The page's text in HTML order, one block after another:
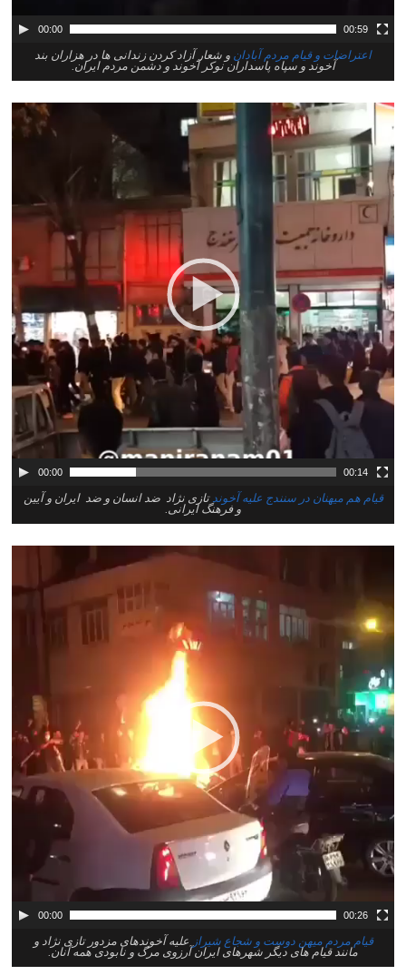
00:00 00:59
اعتراضات و قیام مردم آبادان و شعار آزاد کردن زندانی ها در هزاران بند
آخوند و سپاه پاسداران نوکر آخوند و دشمن مردم ایران.
00:00 00:14
قیام هم میهنان در سنندج علیه آخوند تازی نژاد ضد انسان و ضد ایران و آیین
و فرهنگ ایرانی.
00:00 00:26
قیام مردم میهن دوست و شجاع شیراز علیه آخوندهای مزدور تازی نژاد و
مانند قیام های دیگر شهرهای ایران آرزوی مرگ و نابودی همه آنان.